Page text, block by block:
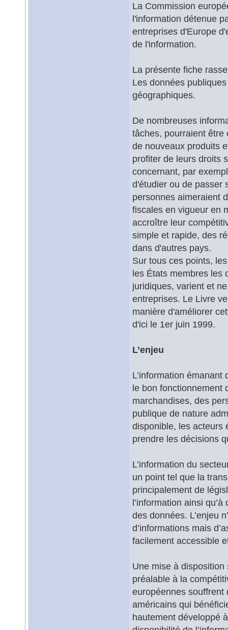
La Commission
l'information détenue
entreprises d'Europe
de l'information.
La présente fiche
Les données
géographiques.
De nombreuses
tâches, pourraient être
de nouveaux produits
profiter de leurs droits
concernant, par
d'étudier ou de passer
personnes aimeraient
fiscales en vigueur en
accroître leur
simple et rapide, des
dans d'autres pays.
Sur tous ces points,
les États membres les
juridiques, varient et
entreprises. Le Livre
manière d'améliorer
d'ici le 1er juin 1999.
L’enjeu
L’information
le bon fonctionnement
marchandises, des
publique de nature
disponible, les acteurs
prendre les décisions
L’information du
un point tel que la
principalement de
l’information ainsi
des données. L’enjeu
d’informations mais
facilement accessible
Une mise à disposition
préalable à la
européennes souffrent
américains qui
hautement développé